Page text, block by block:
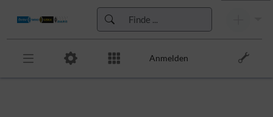
Anmelden